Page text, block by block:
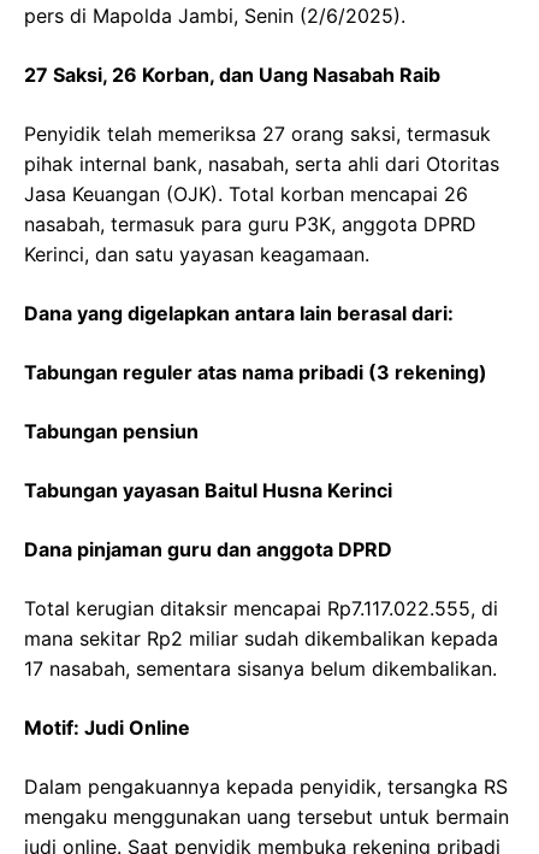
pers di Mapolda Jambi, Senin (2/6/2025).
27 Saksi, 26 Korban, dan Uang Nasabah Raib
Penyidik telah memeriksa 27 orang saksi, termasuk
pihak internal bank, nasabah, serta ahli dari Otoritas
Jasa Keuangan (OJK). Total korban mencapai 26
nasabah, termasuk para guru P3K, anggota DPRD
Kerinci, dan satu yayasan keagamaan.
Dana yang digelapkan antara lain berasal dari:
Tabungan reguler atas nama pribadi (3 rekening)
Tabungan pensiun
Tabungan yayasan Baitul Husna Kerinci
Dana pinjaman guru dan anggota DPRD
Total kerugian ditaksir mencapai Rp7.117.022.555, di
mana sekitar Rp2 miliar sudah dikembalikan kepada
17 nasabah, sementara sisanya belum dikembalikan.
Motif: Judi Online
Dalam pengakuannya kepada penyidik, tersangka RS
mengaku menggunakan uang tersebut untuk bermain
judi online. Saat penyidik membuka rekening pribadi